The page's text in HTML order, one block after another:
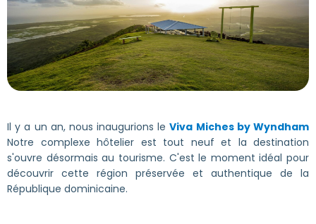
Il y a un an, nous inaugurions leViva Miches by Wyndham
Notre complexe hôtelier est tout neuf et la destination
s'ouvre désormais au tourisme. C'est le moment idéal pour
découvrir cette région préservée et authentique de la
République dominicaine.